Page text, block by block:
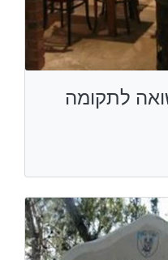
לתקומה